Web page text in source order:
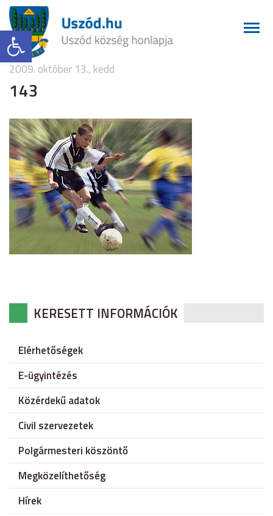
Eszköztár megnyitása
2009. október 13., kedd
143
KERESETT INFORMÁCIÓK
Elérhetőségek
E-ügyintézés
Közérdekű adatok
Civil szervezetek
Polgármesteri köszöntő
Megközelíthetőség
Hírek